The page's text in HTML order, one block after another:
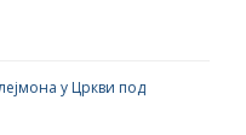
у Цркви под